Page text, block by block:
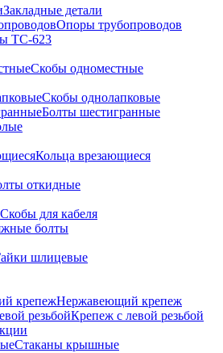
Закладные детали
Опоры трубопроводов
ТС-623
Скобы одноместные
Скобы однолапковые
Болты шестигранные
Кольца врезающиеся
откидные
Скобы для кабеля
болты
шлицевые
Нержавеющий крепеж
Крепеж с левой резьбой
Стаканы крышные